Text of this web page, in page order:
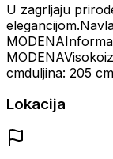
U zagrljaju
cmduljina: 205
Lokacija